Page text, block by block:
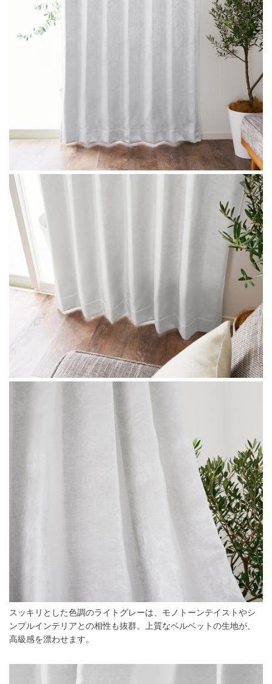
スッキリとした色調のライトグレーは、モノトーンテイストやシ
ンプルインテリアとの相性も抜群。上質なベルベットの生地が、
高級感を漂わせます。